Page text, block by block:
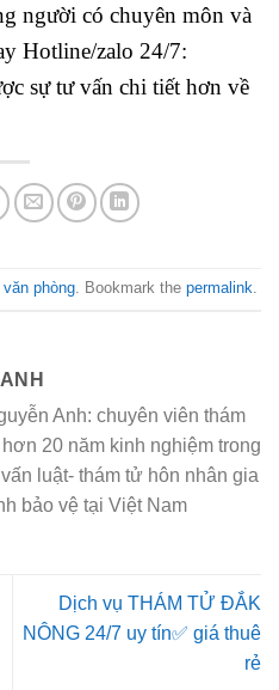
người có chuyên môn và
Hotline/zalo 24/7:
sự tư vấn chi tiết hơn về
văn phòng. Bookmark the permalink.
Anh: chuyên viên thám
20 năm kinh nghiệm trong
luật- thám tử hôn nhân gia
bảo vệ tại Việt Nam
Dịch vụ THÁM TỬ ĐẮK
NÔNG 24/7 uy tín✅ giá thuê
rẻ